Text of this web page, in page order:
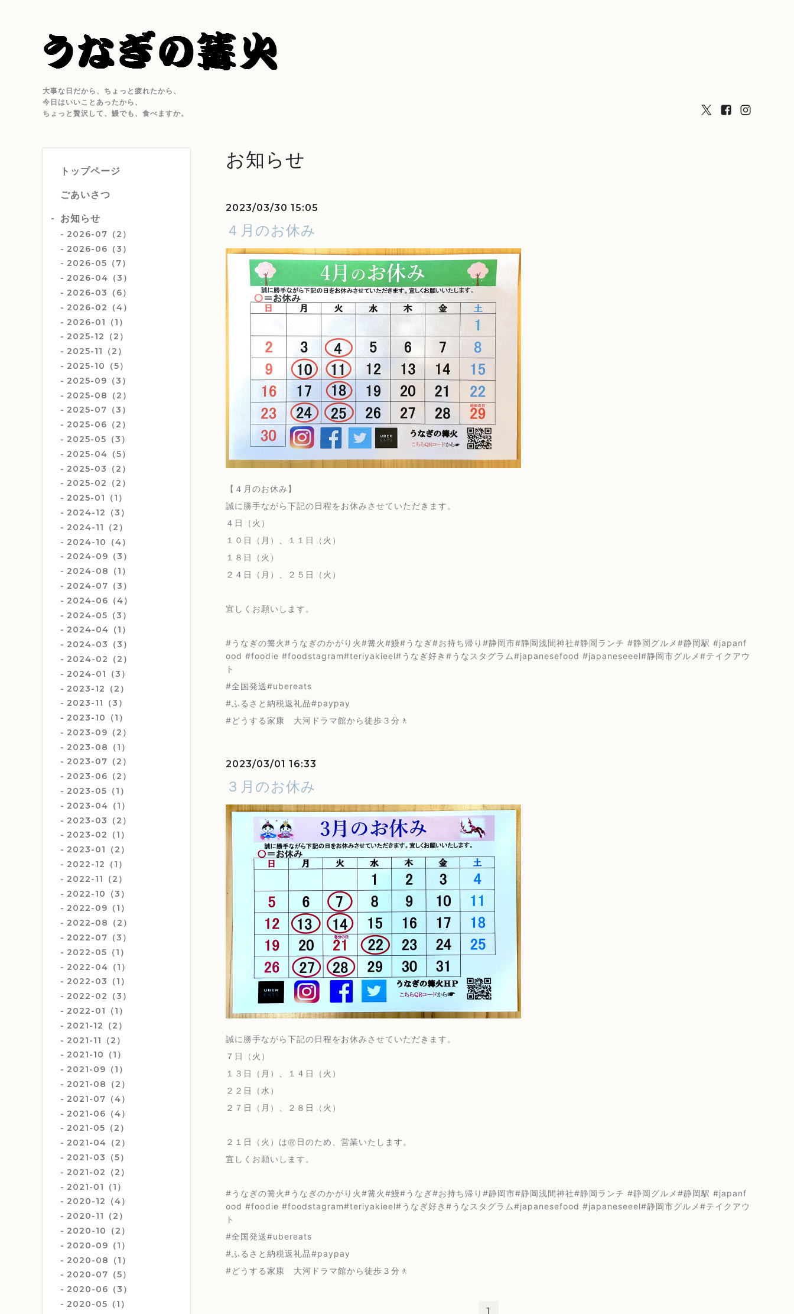
大事な日だから、ちょっと疲れたから、
今日はいいことあったから、
ちょっと贅沢して、鰻でも、食べますか。
トップページ
ごあいさつ
お知らせ
2026-07（2）
2026-06（3）
2026-05（7）
2026-04（3）
2026-03（6）
2026-02（4）
2026-01（1）
2025-12（2）
2025-11（2）
2025-10（5）
2025-09（3）
2025-08（2）
2025-07（3）
2025-06（2）
2025-05（3）
2025-04（5）
2025-03（2）
2025-02（2）
2025-01（1）
2024-12（3）
2024-11（2）
2024-10（4）
2024-09（3）
2024-08（1）
2024-07（3）
2024-06（4）
2024-05（3）
2024-04（1）
2024-03（3）
2024-02（2）
2024-01（3）
2023-12（2）
2023-11（3）
2023-10（1）
2023-09（2）
2023-08（1）
2023-07（2）
2023-06（2）
2023-05（1）
2023-04（1）
2023-03（2）
2023-02（1）
2023-01（2）
2022-12（1）
2022-11（2）
2022-10（3）
2022-09（1）
2022-08（2）
2022-07（3）
2022-05（1）
2022-04（1）
2022-03（1）
2022-02（3）
2022-01（1）
2021-12（2）
2021-11（2）
2021-10（1）
2021-09（1）
2021-08（2）
2021-07（4）
2021-06（4）
2021-05（2）
2021-04（2）
2021-03（5）
2021-02（2）
2021-01（1）
2020-12（4）
2020-11（2）
2020-10（2）
2020-09（1）
2020-08（1）
2020-07（5）
2020-06（3）
2020-05（1）
お知らせ
2023/03/30 15:05
４月のお休み
【４月のお休み】
誠に勝手ながら下記の日程をお休みさせていただきます。
４日（火）
１０日（月）、１１日（火）
１８日（火）
２４日（月）、２５日（火）
宜しくお願いします。
#うなぎの篝火#うなぎのかがり火#篝火#鰻#うなぎ#お持ち帰り#静岡市#静岡浅間神社#静岡ランチ #静岡グルメ#静岡駅 #japanf
ood #foodie #foodstagram#teriyakieel#うなぎ好き#うなスタグラム#japanesefood #japaneseeel#静岡市グルメ#テイクアウ
ト
#全国発送#ubereats
#ふるさと納税返礼品#paypay
#どうする家康 大河ドラマ館から徒歩３分🚶
2023/03/01 16:33
３月のお休み
誠に勝手ながら下記の日程をお休みさせていただきます。
７日（火）
１３日（月）、１４日（火）
２２日（水）
２７日（月）、２８日（火）
２１日（火）は㊗️日のため、営業いたします。
宜しくお願いします。
#うなぎの篝火#うなぎのかがり火#篝火#鰻#うなぎ#お持ち帰り#静岡市#静岡浅間神社#静岡ランチ #静岡グルメ#静岡駅 #japanf
ood #foodie #foodstagram#teriyakieel#うなぎ好き#うなスタグラム#japanesefood #japaneseeel#静岡市グルメ#テイクアウ
ト
#全国発送#ubereats
#ふるさと納税返礼品#paypay
#どうする家康 大河ドラマ館から徒歩３分🚶
1